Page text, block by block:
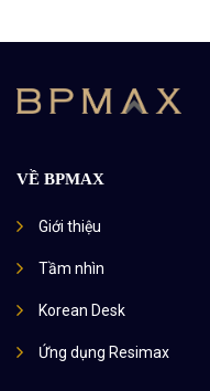
VỀ BPMAX
Giới thiệu
Tầm nhìn
Korean Desk
Ứng dụng Resimax